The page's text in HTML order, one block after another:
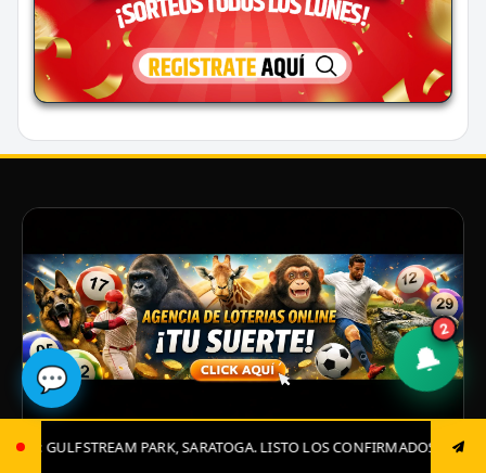
LISTO LOS CONFIRMADOS, JUGADAS CLAVES Y EL GRAN
🔔 2
💬